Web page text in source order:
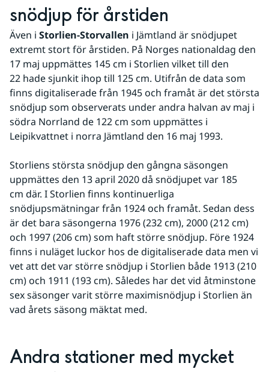
snödjup för årstiden
Även i Storlien-Storvallen i Jämtland är snödjupet
extremt stort för årstiden. På Norges nationaldag den
17 maj uppmättes 145 cm i Storlien vilket till den
22 hade sjunkit ihop till 125 cm. Utifrån de data som
finns digitaliserade från 1945 och framåt är det största
snödjup som observerats under andra halvan av maj i
södra Norrland de 122 cm som uppmättes i
Leipikvattnet i norra Jämtland den 16 maj 1993.
Storliens största snödjup den gångna säsongen
uppmättes den 13 april 2020 då snödjupet var 185
cm där. I Storlien finns kontinuerliga
snödjupsmätningar från 1924 och framåt. Sedan dess
är det bara säsongerna 1976 (232 cm), 2000 (212 cm)
och 1997 (206 cm) som haft större snödjup. Före 1924
finns i nuläget luckor hos de digitaliserade data men vi
vet att det var större snödjup i Storlien både 1913 (210
cm) och 1911 (193 cm). Således har det vid åtminstone
sex säsonger varit större maximisnödjup i Storlien än
vad årets säsong mäktat med.
Andra stationer med mycket